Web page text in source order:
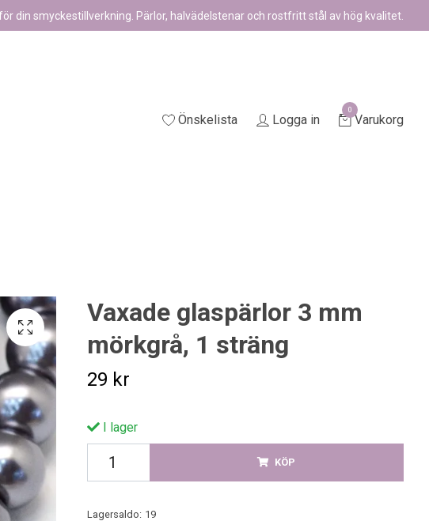
din smyckestillverkning. Pärlor, halvädelstenar och rostfritt stål av hög kvalitet.
Önskelista Logga in
0
Varukorg
Vaxade glaspärlor 3 mm
mörkgrå, 1 sträng
29 kr
I lager
KÖP
Lagersaldo: 19